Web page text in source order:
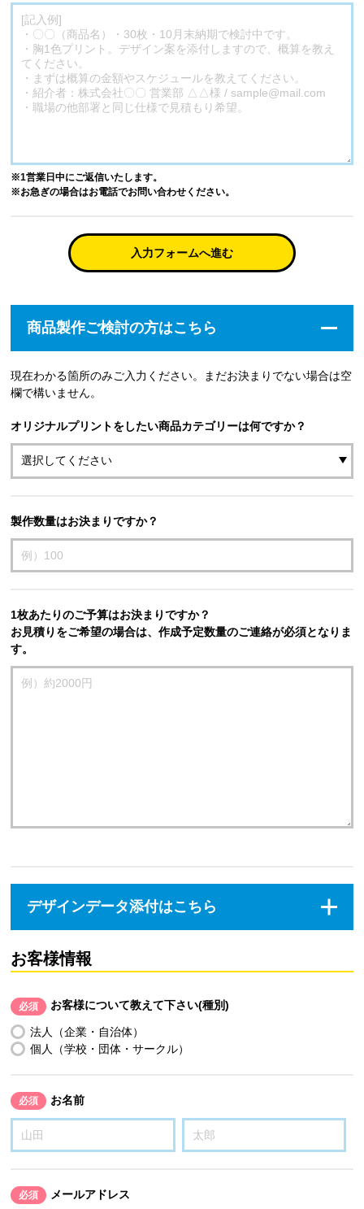
※1営業日中にご返信いたします。
※お急ぎの場合はお電話でお問い合わせください。
入力フォームへ進む
商品製作ご検討の方はこちら
現在わかる箇所のみご入力ください。まだお決まりでない場合は空
欄で構いません。
オリジナルプリントをしたい商品カテゴリーは何ですか？
製作数量はお決まりですか？
1枚あたりのご予算はお決まりですか？
お見積りをご希望の場合は、作成予定数量のご連絡が必須となりま
す。
デザインデータ添付はこちら
お客様情報
必須 お客様について教えて下さい(種別)
法人（企業・自治体）
個人（学校・団体・サークル）
必須 お名前
必須 メールアドレス